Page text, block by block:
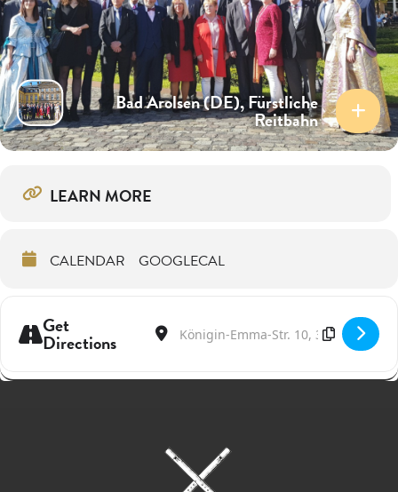
Bad Arolsen (DE), Fürstliche
Reitbahn
LEARN MORE
CALENDAR GOOGLECAL
Get
Directions
Address - Eurowinds @ 35. Arolser Barock-
Destination Address - Eurowinds @